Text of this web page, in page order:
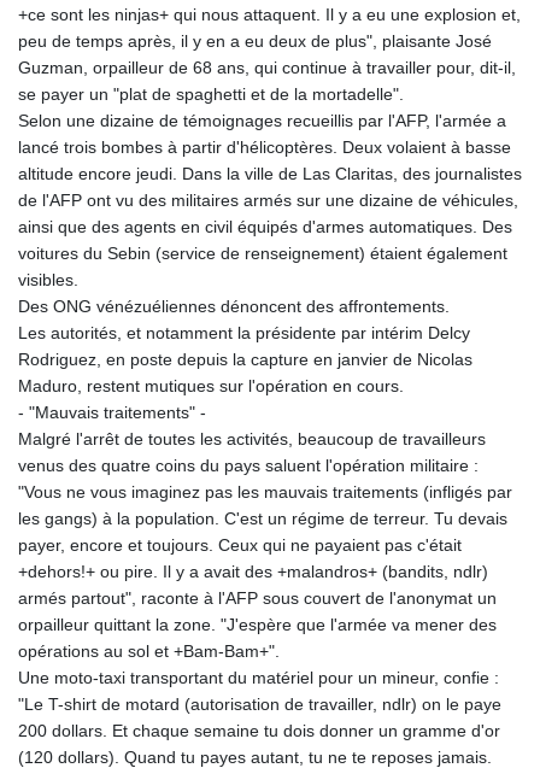
+ce sont les ninjas+ qui nous attaquent. Il y a eu une explosion et,
peu de temps après, il y en a eu deux de plus", plaisante José
Guzman, orpailleur de 68 ans, qui continue à travailler pour, dit-il,
se payer un "plat de spaghetti et de la mortadelle".
Selon une dizaine de témoignages recueillis par l'AFP, l'armée a
lancé trois bombes à partir d'hélicoptères. Deux volaient à basse
altitude encore jeudi. Dans la ville de Las Claritas, des journalistes
de l'AFP ont vu des militaires armés sur une dizaine de véhicules,
ainsi que des agents en civil équipés d'armes automatiques. Des
voitures du Sebin (service de renseignement) étaient également
visibles.
Des ONG vénézuéliennes dénoncent des affrontements.
Les autorités, et notamment la présidente par intérim Delcy
Rodriguez, en poste depuis la capture en janvier de Nicolas
Maduro, restent mutiques sur l'opération en cours.
- "Mauvais traitements" -
Malgré l'arrêt de toutes les activités, beaucoup de travailleurs
venus des quatre coins du pays saluent l'opération militaire :
"Vous ne vous imaginez pas les mauvais traitements (infligés par
les gangs) à la population. C'est un régime de terreur. Tu devais
payer, encore et toujours. Ceux qui ne payaient pas c'était
+dehors!+ ou pire. Il y a avait des +malandros+ (bandits, ndlr)
armés partout", raconte à l'AFP sous couvert de l'anonymat un
orpailleur quittant la zone. "J'espère que l'armée va mener des
opérations au sol et +Bam-Bam+".
Une moto-taxi transportant du matériel pour un mineur, confie :
"Le T-shirt de motard (autorisation de travailler, ndlr) on le paye
200 dollars. Et chaque semaine tu dois donner un gramme d'or
(120 dollars). Quand tu payes autant, tu ne te reposes jamais.